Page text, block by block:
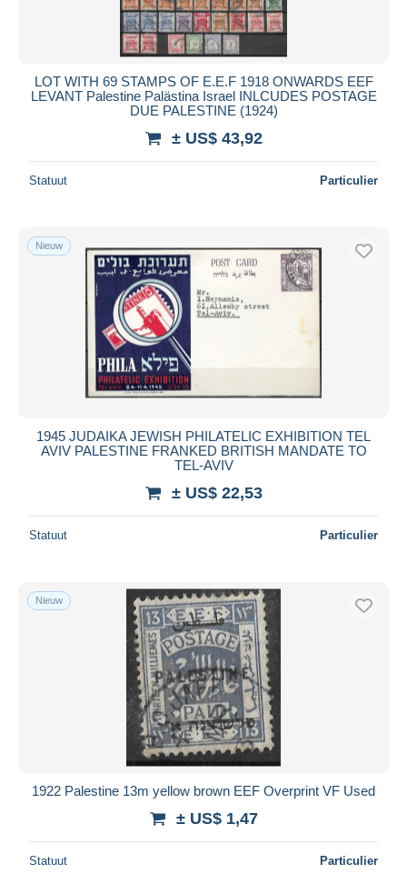
LOT WITH 69 STAMPS OF E.E.F 1918 ONWARDS EEF
LEVANT Palestine Palästina Israel INLCUDES POSTAGE
DUE PALESTINE (1924)
± US$ 43,92
Statuut Particulier
Nieuw
1945 JUDAIKA JEWISH PHILATELIC EXHIBITION TEL
AVIV PALESTINE FRANKED BRITISH MANDATE TO
TEL-AVIV
± US$ 22,53
Statuut Particulier
Nieuw
1922 Palestine 13m yellow brown EEF Overprint VF Used
± US$ 1,47
Statuut Particulier